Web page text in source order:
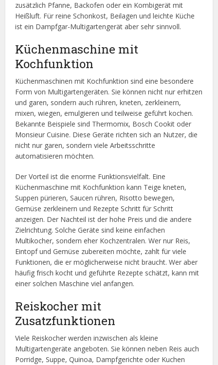
zusätzlich Pfanne, Backofen oder ein Kombigerät mit
Heißluft. Für reine Schonkost, Beilagen und leichte Küche
ist ein Dampfgar-Multigartengerät aber sehr sinnvoll.
Küchenmaschine mit
Kochfunktion
Küchenmaschinen mit Kochfunktion sind eine besondere
Form von Multigartengeräten. Sie können nicht nur erhitzen
und garen, sondern auch rühren, kneten, zerkleinern,
mixen, wiegen, emulgieren und teilweise geführt kochen.
Bekannte Beispiele sind Thermomix, Bosch Cookit oder
Monsieur Cuisine. Diese Geräte richten sich an Nutzer, die
nicht nur garen, sondern viele Arbeitsschritte
automatisieren möchten.
Der Vorteil ist die enorme Funktionsvielfalt. Eine
Küchenmaschine mit Kochfunktion kann Teige kneten,
Suppen pürieren, Saucen rühren, Risotto bewegen,
Gemüse zerkleinern und Rezepte Schritt für Schritt
anzeigen. Der Nachteil ist der hohe Preis und die andere
Zielrichtung. Solche Geräte sind keine einfachen
Multikocher, sondern eher Kochzentralen. Wer nur Reis,
Eintopf und Gemüse zubereiten möchte, zahlt für viele
Funktionen, die er möglicherweise nicht braucht. Wer aber
häufig frisch kocht und geführte Rezepte schätzt, kann mit
einer solchen Maschine viel anfangen.
Reiskocher mit
Zusatzfunktionen
Viele Reiskocher werden inzwischen als kleine
Multigartengeräte angeboten. Sie können neben Reis auch
Porridge, Suppe, Quinoa, Dampfgerichte oder Kuchen